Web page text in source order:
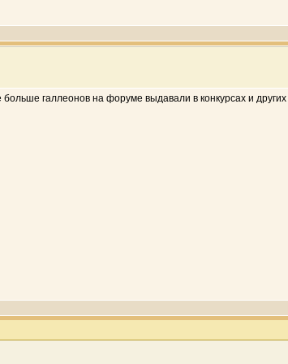
галлеонов на форуме выдавали в конкурсах и